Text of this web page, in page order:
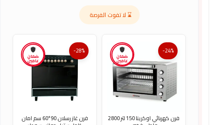
⌛ لا تفوت الفرصة
ضمان
عامين
-24%
فرن كهربائي اوكرينا 150 لتر 2800
ضمان
عامين
-28%
فرن غاز رسلان 90*60 سم امان